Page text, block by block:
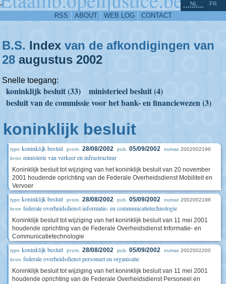
-
RSS ABOUT WEB LOG CONTACT
NL FR
B.S. Index van de afkondigingen van
28 augustus 2002
Snelle toegang:
koninklijk besluit (33)
ministerieel besluit (4)
besluit van de commissie voor het bank- en financiewezen (3)
koninklijk besluit
type koninklijk besluit prom. 28/08/2002 pub. 05/09/2002 numac 2002002196
bron ministerie van verkeer en infrastructuur
Koninklijk besluit tot wijziging van het koninklijk besluit van 20 november
2001 houdende oprichting van de Federale Overheidsdienst Mobiliteit en
Vervoer
type koninklijk besluit prom. 28/08/2002 pub. 05/09/2002 numac 2002002198
bron federale overheidsdienst informatie- en communicatietechnologie
Koninklijk besluit tot wijziging van het koninklijk besluit van 11 mei 2001
houdende oprichting van de Federale Overheidsdienst Informatie- en
Communicatietechnologie
type koninklijk besluit prom. 28/08/2002 pub. 05/09/2002 numac 2002002200
bron federale overheidsdienst personeel en organisatie
Koninklijk besluit tot wijziging van het koninklijk besluit van 11 mei 2001
houdende oprichting van de Federale Overheidsdienst Personeel en
^